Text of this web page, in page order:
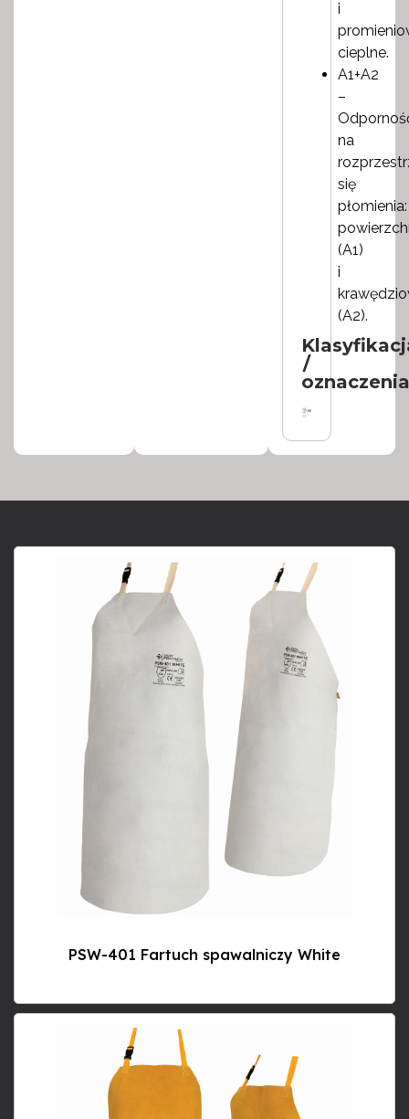
i
cieplne.
A1+A2
–
na
się
płomienia:
(A1)
i
(A2).
/
oznaczenia
PSW-401 Fartuch spawalniczy White